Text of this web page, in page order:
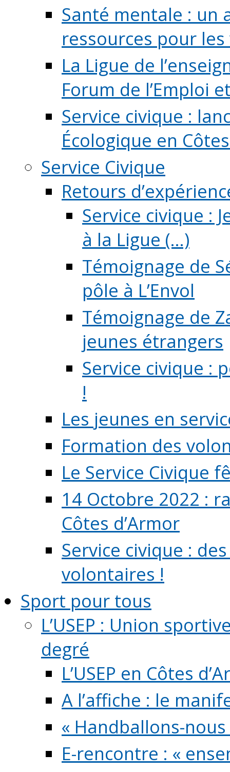
Santé mentale : un
ressources pour
La Ligue de
Forum de l’Emploi
Service civique :
Écologique en
Service Civique
Retours
Service civique :
à la Ligue (...)
Témoignage de
pôle à L’Envol
Témoignage de
jeunes étrangers
Service civique :
!
Les jeunes en
Formation des
Le Service Civique
14 Octobre 2022 :
Côtes d’Armor
Service civique :
volontaires !
Sport pour tous
L’USEP : Union
degré
L’USEP en Côtes
A l’affiche : le
« Handballons-
E-rencontre : «